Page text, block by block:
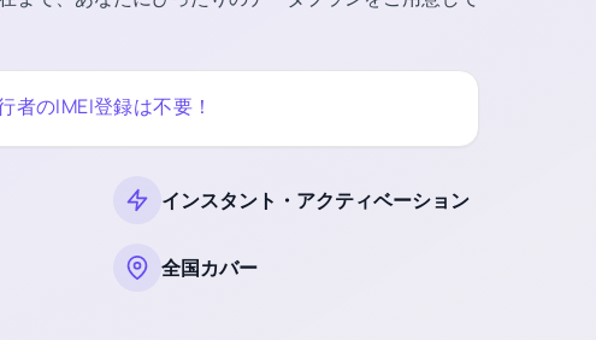
者のIMEI登録は不要！
インスタント・アクティベーション
全国カバー